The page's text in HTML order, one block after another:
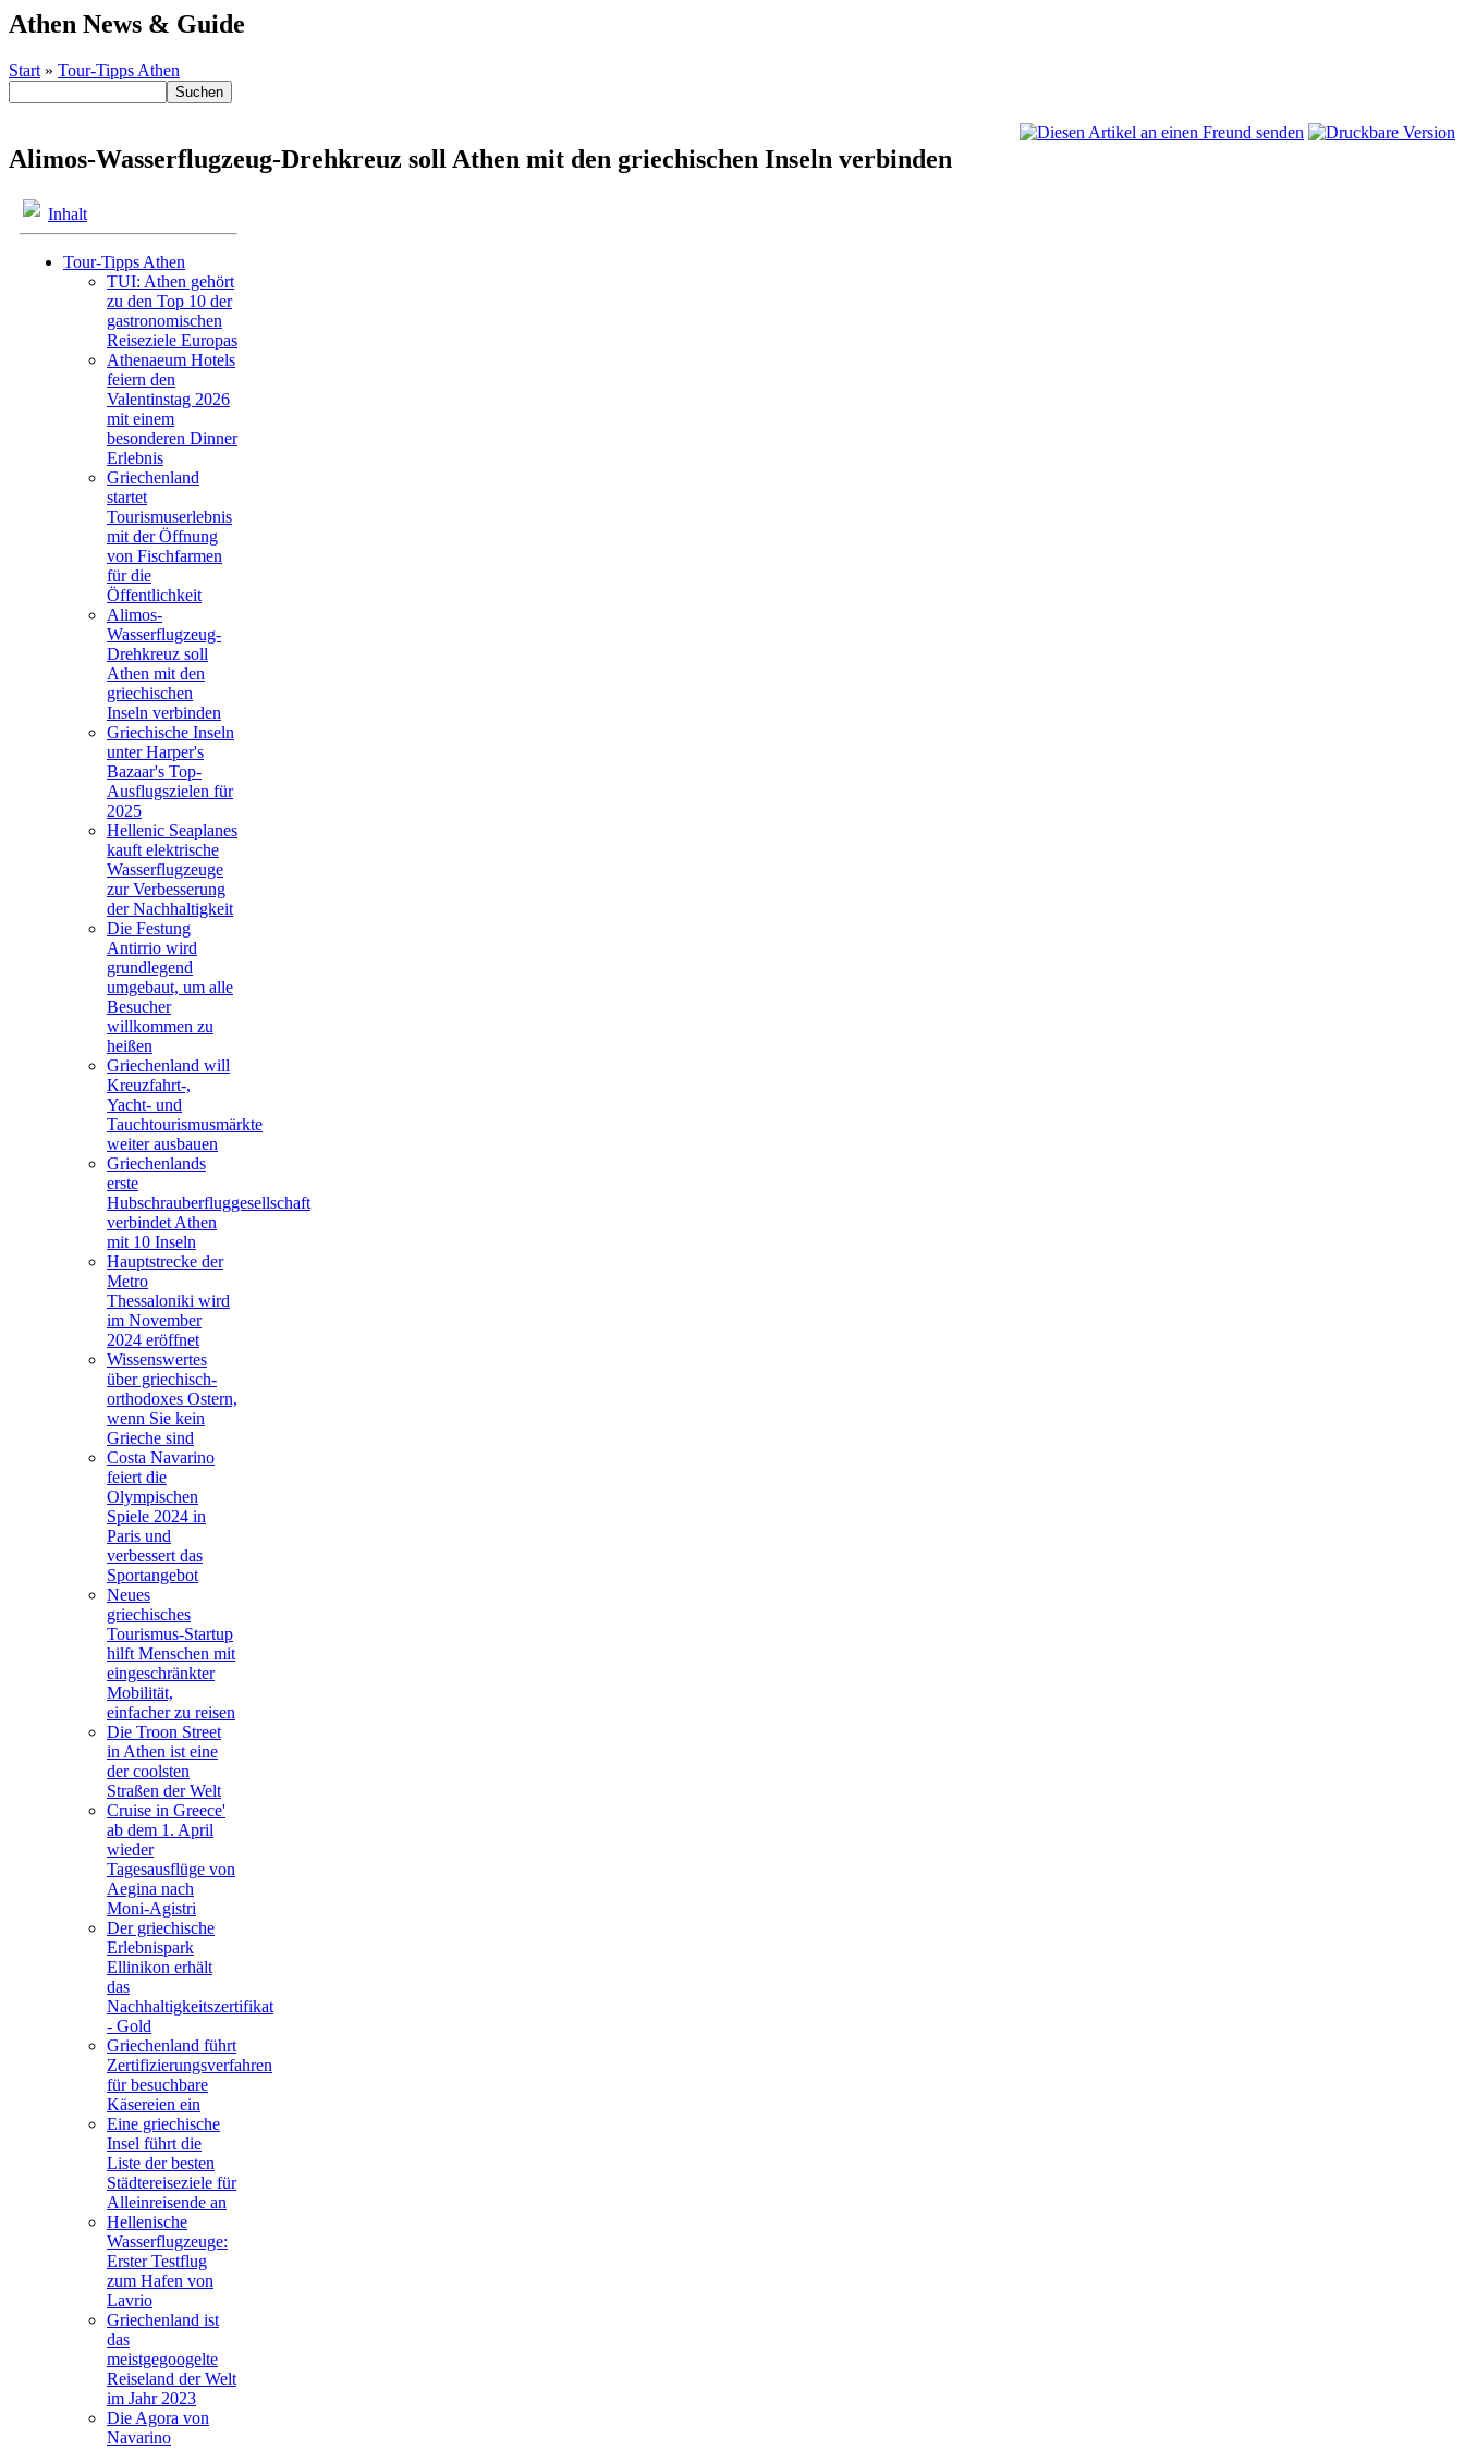
Athen News & Guide
Start » Tour-Tipps Athen
Alimos-Wasserflugzeug-Drehkreuz soll Athen mit den griechischen Inseln verbinden
Inhalt
Tour-Tipps Athen
TUI: Athen gehört
zu den Top 10 der
gastronomischen
Reiseziele Europas
Athenaeum Hotels
feiern den
Valentinstag 2026
mit einem
besonderen Dinner
Erlebnis
Griechenland
startet
Tourismuserlebnis
mit der Öffnung
von Fischfarmen
für die
Öffentlichkeit
Alimos-
Wasserflugzeug-
Drehkreuz soll
Athen mit den
griechischen
Inseln verbinden
Griechische Inseln
unter Harper's
Bazaar's Top-
Ausflugszielen für
2025
Hellenic Seaplanes
kauft elektrische
Wasserflugzeuge
zur Verbesserung
der Nachhaltigkeit
Die Festung
Antirrio wird
grundlegend
umgebaut, um alle
Besucher
willkommen zu
heißen
Griechenland will
Kreuzfahrt-,
Yacht- und
Tauchtourismusmärkte
weiter ausbauen
Griechenlands
erste
Hubschrauberfluggesellschaft
verbindet Athen
mit 10 Inseln
Hauptstrecke der
Metro
Thessaloniki wird
im November
2024 eröffnet
Wissenswertes
über griechisch-
orthodoxes Ostern,
wenn Sie kein
Grieche sind
Costa Navarino
feiert die
Olympischen
Spiele 2024 in
Paris und
verbessert das
Sportangebot
Neues
griechisches
Tourismus-Startup
hilft Menschen mit
eingeschränkter
Mobilität,
einfacher zu reisen
Die Troon Street
in Athen ist eine
der coolsten
Straßen der Welt
Cruise in Greece'
ab dem 1. April
wieder
Tagesausflüge von
Aegina nach
Moni-Agistri
Der griechische
Erlebnispark
Ellinikon erhält
das
Nachhaltigkeitszertifikat
- Gold
Griechenland führt
Zertifizierungsverfahren
für besuchbare
Käsereien ein
Eine griechische
Insel führt die
Liste der besten
Städtereiseziele für
Alleinreisende an
Hellenische
Wasserflugzeuge:
Erster Testflug
zum Hafen von
Lavrio
Griechenland ist
das
meistgegoogelte
Reiseland der Welt
im Jahr 2023
Die Agora von
Navarino